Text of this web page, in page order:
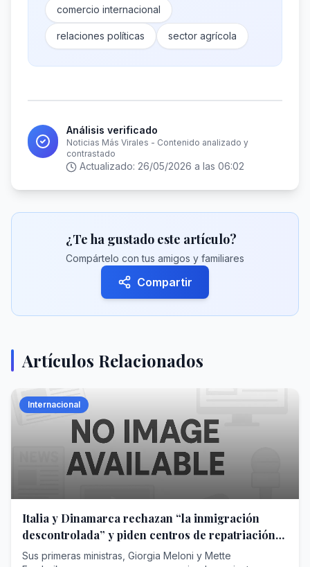
comercio internacional
relaciones políticas sector agrícola
Análisis verificado
Noticias Más Virales - Contenido analizado y
contrastado
Actualizado: 26/05/2026 a las 06:02
¿Te ha gustado este artículo?
Compártelo con tus amigos y familiares
Compartir
Artículos Relacionados
Internacional
Italia y Dinamarca rechazan “la inmigración
descontrolada” y piden centros de repatriación
en terceros países
Sus primeras ministras, Giorgia Meloni y Mette